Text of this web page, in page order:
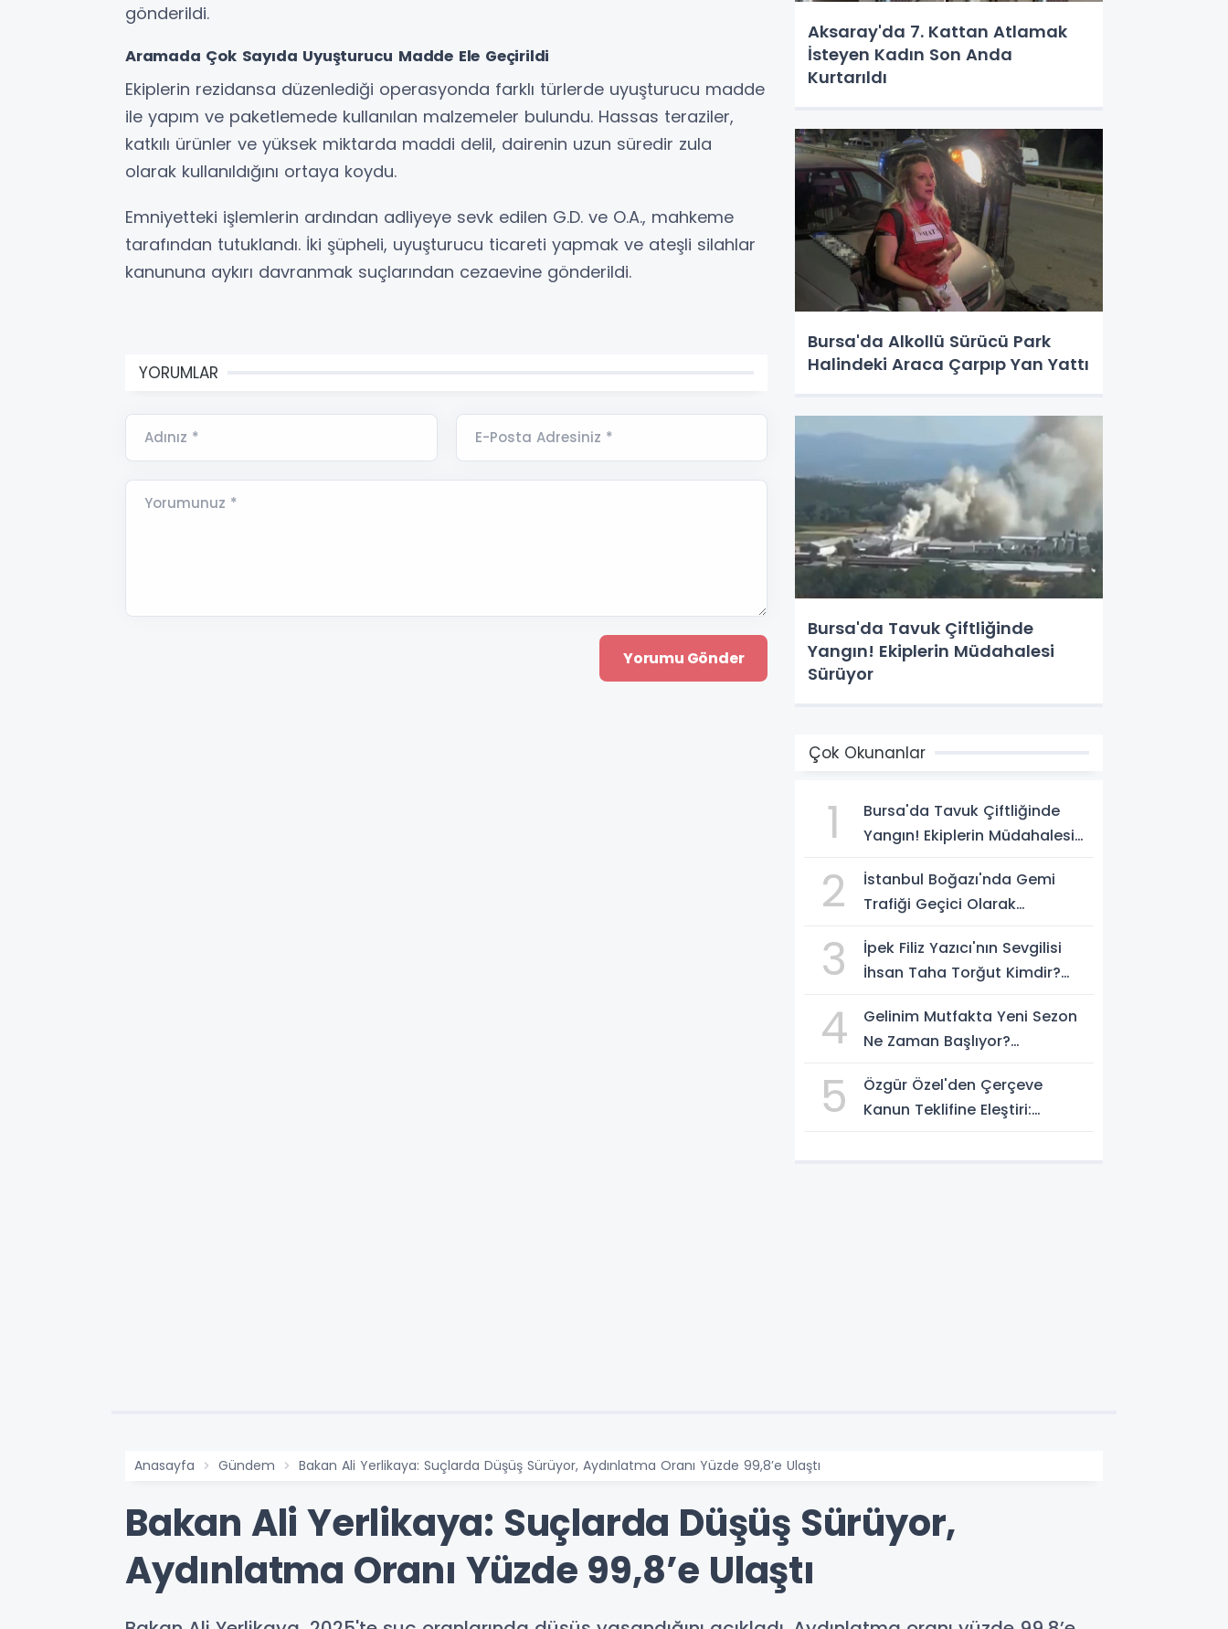
gönderildi.
Aramada Çok Sayıda Uyuşturucu Madde Ele Geçirildi
Ekiplerin rezidansa düzenlediği operasyonda farklı türlerde uyuşturucu madde
ile yapım ve paketlemede kullanılan malzemeler bulundu. Hassas teraziler,
katkılı ürünler ve yüksek miktarda maddi delil, dairenin uzun süredir zula
olarak kullanıldığını ortaya koydu.
Emniyetteki işlemlerin ardından adliyeye sevk edilen G.D. ve O.A., mahkeme
tarafından tutuklandı. İki şüpheli, uyuşturucu ticareti yapmak ve ateşli silahlar
kanununa aykırı davranmak suçlarından cezaevine gönderildi.
YORUMLAR
Adınız * E-Posta Adresiniz *
Yorumunuz *
Aksaray'da 7. Kattan Atlamak
İsteyen Kadın Son Anda
Kurtarıldı
Bursa'da Alkollü Sürücü Park
Halindeki Araca Çarpıp Yan Yattı
Bursa'da Tavuk Çiftliğinde
Yangın! Ekiplerin Müdahalesi
Sürüyor
Çok Okunanlar
1
Bursa'da Tavuk Çiftliğinde
Yangın! Ekiplerin Müdahalesi
2
İstanbul Boğazı'nda Gemi
Trafiği Geçici Olarak
3
İpek Filiz Yazıcı'nın Sevgilisi
İhsan Taha Torğut Kimdir?
Ediliyor
4
Gelinim Mutfakta Yeni Sezon
Ne Zaman Başlıyor?
5
Özgür Özel'den Çerçeve
Kanun Teklifine Eleştiri:
Anasayfa Gündem Bakan Ali Yerlikaya: Suçlarda Düşüş Sürüyor, Aydınlatma Oranı Yüzde 99,8’e Ulaştı
Bakan Ali Yerlikaya: Suçlarda Düşüş Sürüyor,
Aydınlatma Oranı Yüzde 99,8’e Ulaştı